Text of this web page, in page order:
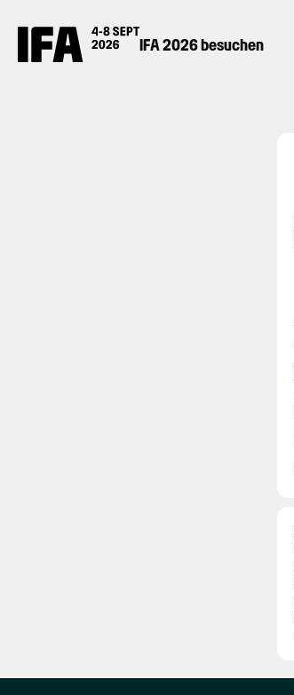
IFA 2026 besuchen